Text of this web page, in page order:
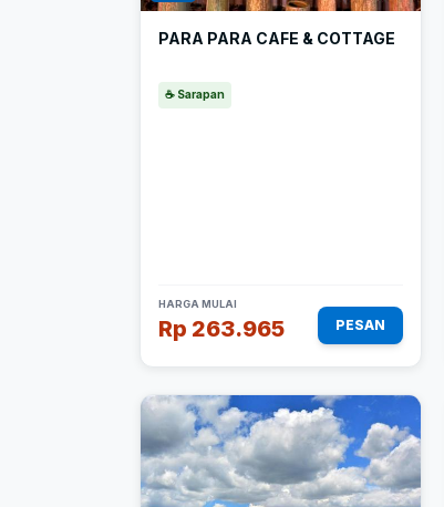
PARA PARA CAFE & COTTAGE
☕ Sarapan
HARGA MULAI
Rp 263.965 PESAN